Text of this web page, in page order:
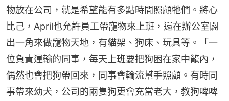
物放在公司，就是希望能有多點時間照顧牠們。將心
比己，April也允許員工帶寵物來上班，還在辦公室闢
出一角來做寵物天地，有貓架、狗床、玩具等。「一
位負責運輸的同事，每天上班要把狗困在家中籠內，
偶然也會把狗帶回來，同事會輪流幫手照顧。有時同
事帶來幼犬，公司的兩隻狗更會充當老大，教狗啤啤